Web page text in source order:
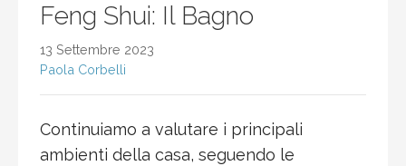
Feng Shui: Il Bagno
13 Settembre 2023
Paola Corbelli
Continuiamo a valutare i principali
ambienti della casa, seguendo le